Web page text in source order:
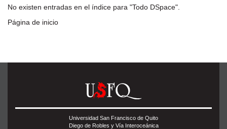
No existen entradas en el índice para "Todo DSpace".
Página de inicio
Universidad San Francisco de Quito
Diego de Robles y Vía Interoceánica